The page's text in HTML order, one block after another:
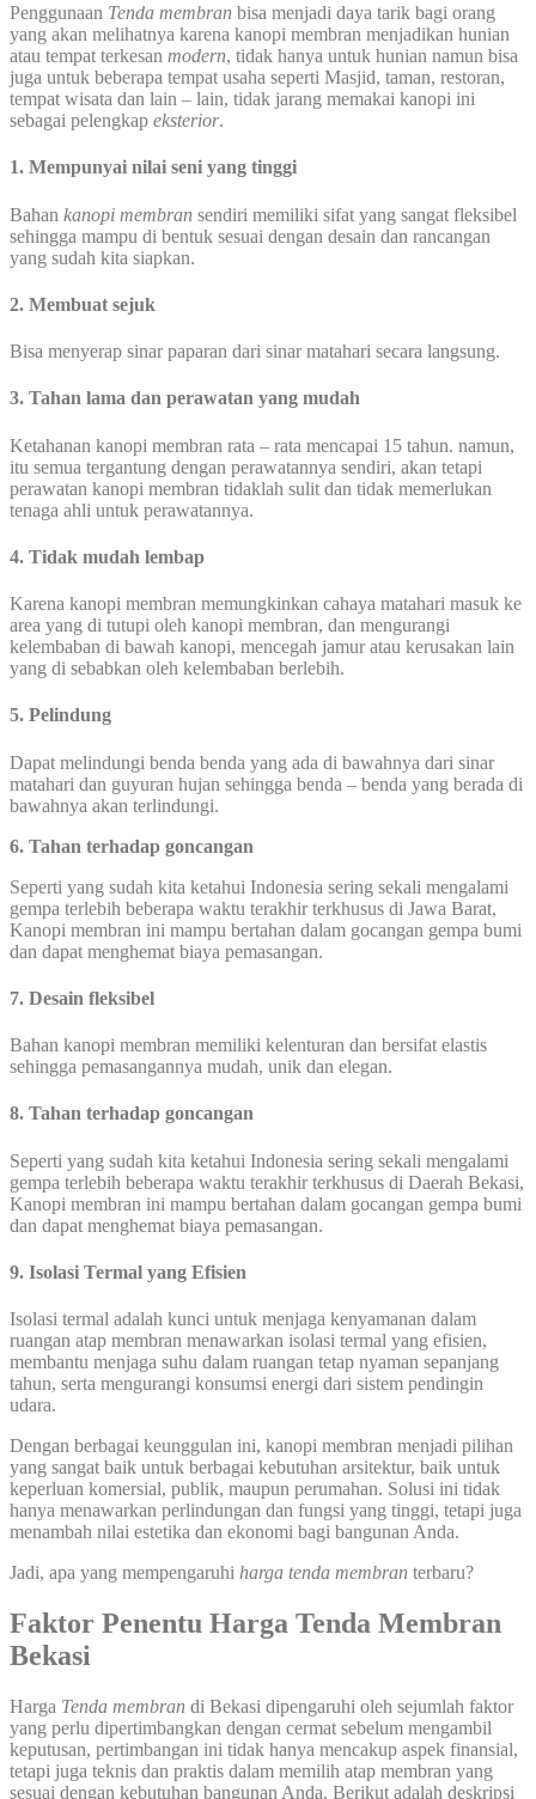
Penggunaan Tenda membran bisa menjadi daya tarik bagi orang
yang akan melihatnya karena kanopi membran menjadikan hunian
atau tempat terkesan modern, tidak hanya untuk hunian namun bisa
juga untuk beberapa tempat usaha seperti Masjid, taman, restoran,
tempat wisata dan lain – lain, tidak jarang memakai kanopi ini
sebagai pelengkap eksterior.
1. Mempunyai nilai seni yang tinggi
Bahan kanopi membran sendiri memiliki sifat yang sangat fleksibel
sehingga mampu di bentuk sesuai dengan desain dan rancangan
yang sudah kita siapkan.
2. Membuat sejuk
Bisa menyerap sinar paparan dari sinar matahari secara langsung.
3. Tahan lama dan perawatan yang mudah
Ketahanan kanopi membran rata – rata mencapai 15 tahun. namun,
itu semua tergantung dengan perawatannya sendiri, akan tetapi
perawatan kanopi membran tidaklah sulit dan tidak memerlukan
tenaga ahli untuk perawatannya.
4. Tidak mudah lembap
Karena kanopi membran memungkinkan cahaya matahari masuk ke
area yang di tutupi oleh kanopi membran, dan mengurangi
kelembaban di bawah kanopi, mencegah jamur atau kerusakan lain
yang di sebabkan oleh kelembaban berlebih.
5. Pelindung
Dapat melindungi benda benda yang ada di bawahnya dari sinar
matahari dan guyuran hujan sehingga benda – benda yang berada di
bawahnya akan terlindungi.
6. Tahan terhadap goncangan
Seperti yang sudah kita ketahui Indonesia sering sekali mengalami
gempa terlebih beberapa waktu terakhir terkhusus di Jawa Barat,
Kanopi membran ini mampu bertahan dalam gocangan gempa bumi
dan dapat menghemat biaya pemasangan.
7. Desain fleksibel
Bahan kanopi membran memiliki kelenturan dan bersifat elastis
sehingga pemasangannya mudah, unik dan elegan.
8. Tahan terhadap goncangan
Seperti yang sudah kita ketahui Indonesia sering sekali mengalami
gempa terlebih beberapa waktu terakhir terkhusus di Daerah Bekasi,
Kanopi membran ini mampu bertahan dalam gocangan gempa bumi
dan dapat menghemat biaya pemasangan.
9. Isolasi Termal yang Efisien
Isolasi termal adalah kunci untuk menjaga kenyamanan dalam
ruangan atap membran menawarkan isolasi termal yang efisien,
membantu menjaga suhu dalam ruangan tetap nyaman sepanjang
tahun, serta mengurangi konsumsi energi dari sistem pendingin
udara.
Dengan berbagai keunggulan ini, kanopi membran menjadi pilihan
yang sangat baik untuk berbagai kebutuhan arsitektur, baik untuk
keperluan komersial, publik, maupun perumahan. Solusi ini tidak
hanya menawarkan perlindungan dan fungsi yang tinggi, tetapi juga
menambah nilai estetika dan ekonomi bagi bangunan Anda.
Jadi, apa yang mempengaruhi harga tenda membran terbaru?
Faktor Penentu Harga Tenda Membran
Bekasi
Harga Tenda membran di Bekasi dipengaruhi oleh sejumlah faktor
yang perlu dipertimbangkan dengan cermat sebelum mengambil
keputusan, pertimbangan ini tidak hanya mencakup aspek finansial,
tetapi juga teknis dan praktis dalam memilih atap membran yang
sesuai dengan kebutuhan bangunan Anda. Berikut adalah deskripsi